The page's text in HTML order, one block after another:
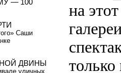
на
— 100
Саши
ДВИНЫ
уличных